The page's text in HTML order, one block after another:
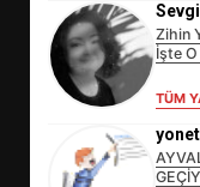
Zihin
İşte O
TÜM